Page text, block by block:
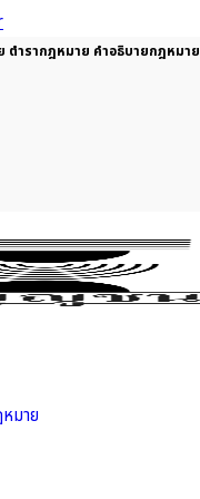
ตำรากฎหมาย คำอธิบายกฎหมาย
มาย